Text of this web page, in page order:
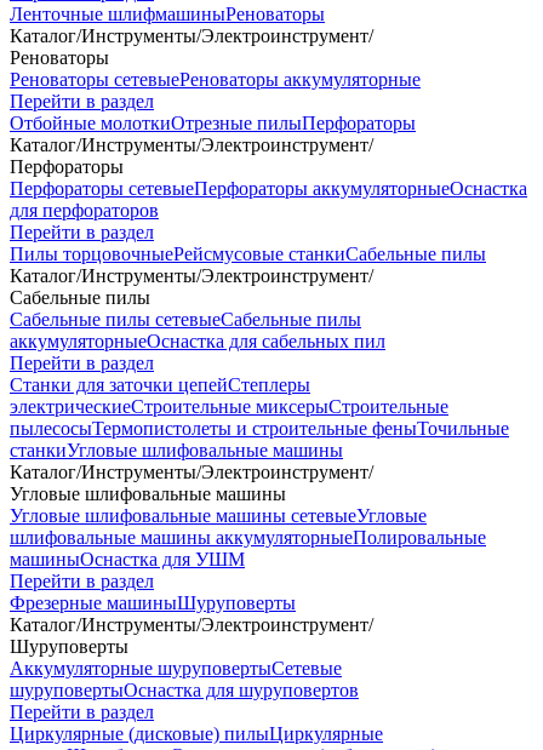
Ленточные шлифмашиныРеноваторы
Каталог/Инструменты/Электроинструмент/
Реноваторы
Реноваторы сетевыеРеноваторы аккумуляторные
Перейти в раздел
Отбойные молоткиОтрезные пилыПерфораторы
Каталог/Инструменты/Электроинструмент/
Перфораторы
Перфораторы сетевыеПерфораторы аккумуляторныеОснастка
для перфораторов
Перейти в раздел
Пилы торцовочныеРейсмусовые станкиСабельные пилы
Каталог/Инструменты/Электроинструмент/
Сабельные пилы
Сабельные пилы сетевыеСабельные пилы
аккумуляторныеОснастка для сабельных пил
Перейти в раздел
Станки для заточки цепейСтеплеры
электрическиеСтроительные миксерыСтроительные
пылесосыТермопистолеты и строительные феныТочильные
станкиУгловые шлифовальные машины
Каталог/Инструменты/Электроинструмент/
Угловые шлифовальные машины
Угловые шлифовальные машины сетевыеУгловые
шлифовальные машины аккумуляторныеПолировальные
машиныОснастка для УШМ
Перейти в раздел
Фрезерные машиныШуруповерты
Каталог/Инструменты/Электроинструмент/
Шуруповерты
Аккумуляторные шуруповертыСетевые
шуруповертыОснастка для шуруповертов
Перейти в раздел
Циркулярные (дисковые) пилыЦиркулярные